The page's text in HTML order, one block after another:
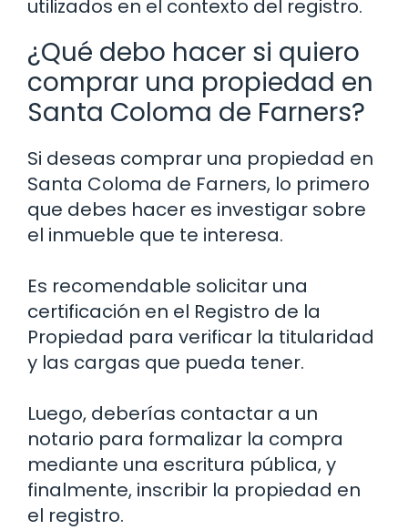
utilizados en el contexto del registro.
¿Qué debo hacer si quiero
comprar una propiedad en
Santa Coloma de Farners?
Si deseas comprar una propiedad en
Santa Coloma de Farners, lo primero
que debes hacer es investigar sobre
el inmueble que te interesa.
Es recomendable solicitar una
certificación en el Registro de la
Propiedad para verificar la titularidad
y las cargas que pueda tener.
Luego, deberías contactar a un
notario para formalizar la compra
mediante una escritura pública, y
finalmente, inscribir la propiedad en
el registro.